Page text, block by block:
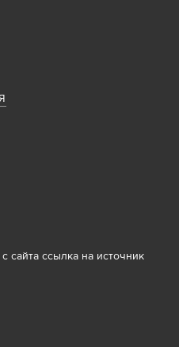
сайта ссылка на источник